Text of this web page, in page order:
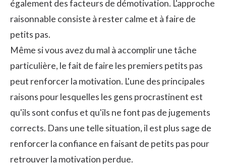
également des facteurs de démotivation. L'approche
raisonnable consiste à rester calme et à faire de
petits pas.
Même si vous avez du mal à accomplir une tâche
particulière, le fait de faire les premiers petits pas
peut renforcer la motivation. L'une des principales
raisons pour lesquelles les gens procrastinent est
qu'ils sont confus et qu'ils ne font pas de jugements
corrects. Dans une telle situation, il est plus sage de
renforcer la confiance en faisant de petits pas pour
retrouver la motivation perdue.